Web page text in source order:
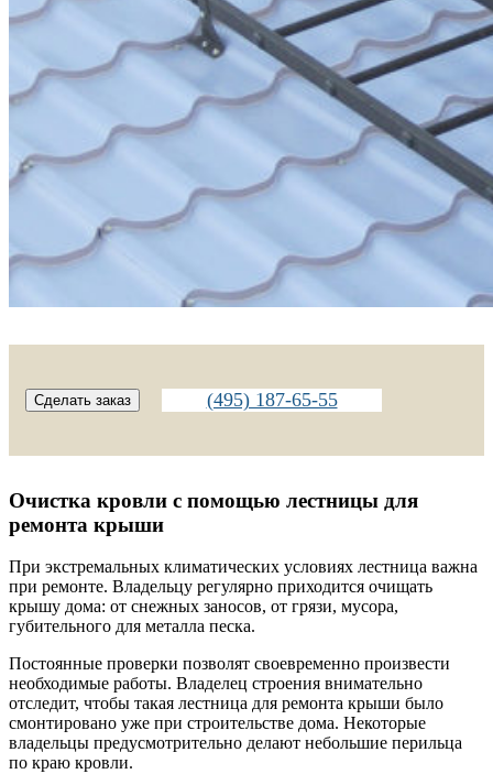
Сделать заказ (495) 187-65-55
Очистка кровли с помощью лестницы для
ремонта крыши
При экстремальных климатических условиях лестница важна
при ремонте. Владельцу регулярно приходится очищать
крышу дома: от снежных заносов, от грязи, мусора,
губительного для металла песка.
Постоянные проверки позволят своевременно произвести
необходимые работы. Владелец строения внимательно
отследит, чтобы такая лестница для ремонта крыши было
смонтировано уже при строительстве дома. Некоторые
владельцы предусмотрительно делают небольшие перильца
по краю кровли.